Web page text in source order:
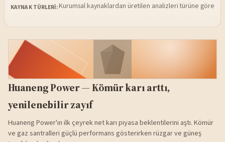
KAYNAK TÜRLERI:Kurumsal kaynaklardan üretilen analizleri türüne göre
Huaneng Power — Kömür karı arttı,
yenilenebilir zayıf
Huaneng Power'ın ilk çeyrek net karı piyasa beklentilerini aştı. Kömür
ve gaz santralleri güçlü performans gösterirken rüzgar ve güneş